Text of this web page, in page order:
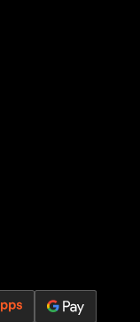
Velg